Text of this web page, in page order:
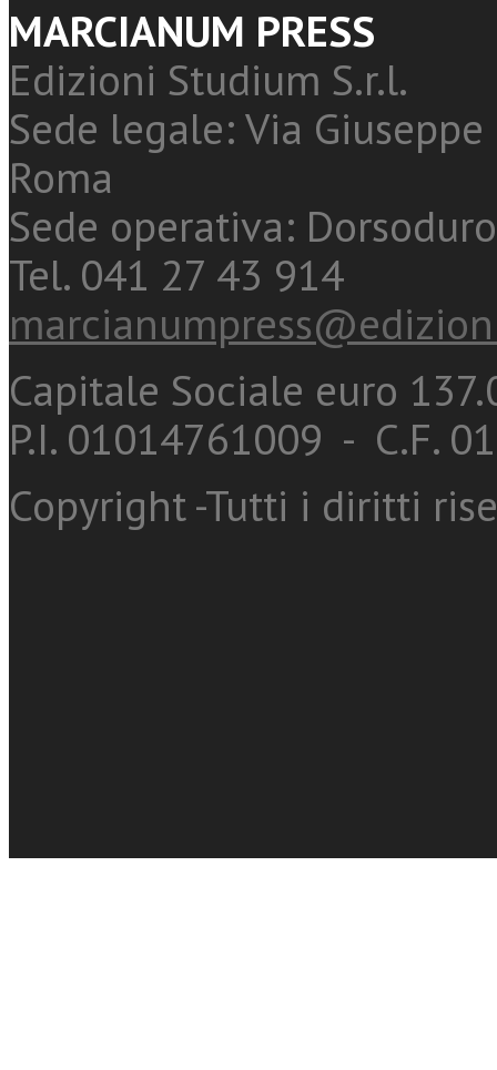
MARCIANUM PRESS
Edizioni Studium S.r.l.
Sede legale: Via
Roma
Sede operativa:
Tel. 041 27 43 914
Capitale Sociale euro
P.I. 01014761009 - C.F.
Copyright -Tutti i diritti